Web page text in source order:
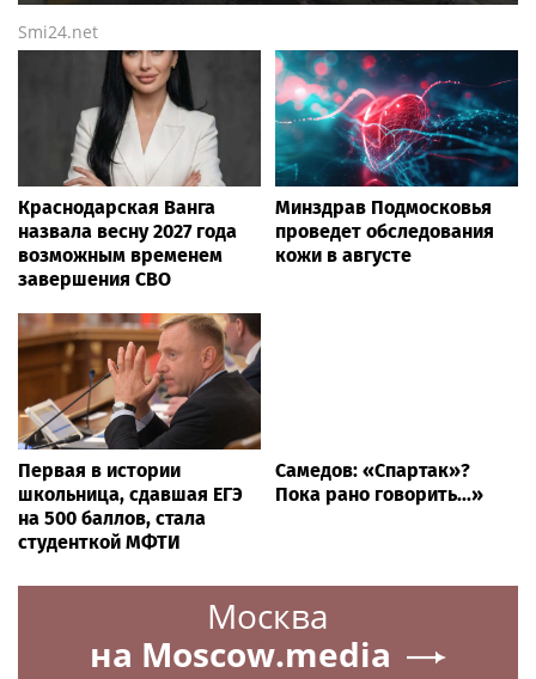
Smi24.net
Краснодарская Ванга
назвала весну 2027 года
возможным временем
завершения СВО
Минздрав Подмосковья
проведет обследования
кожи в августе
Первая в истории
школьница, сдавшая ЕГЭ
на 500 баллов, стала
студенткой МФТИ
Самедов: «Спартак»?
Пока рано говорить...»
Москва
на Moscow.media